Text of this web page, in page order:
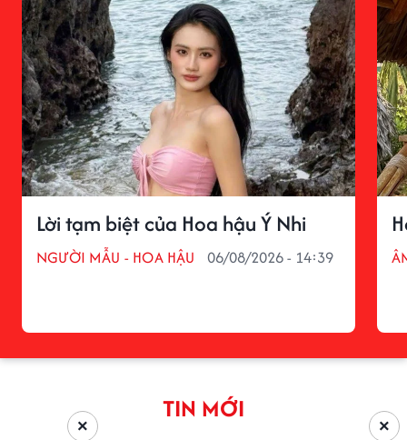
Lời tạm biệt của Hoa hậu Ý Nhi
NGƯỜI MẪU - HOA HẬU 06/08/2026 - 14:39
TIN MỚI
×
×